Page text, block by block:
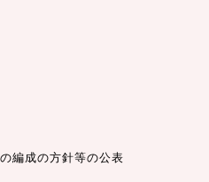
編成の方針等の公表